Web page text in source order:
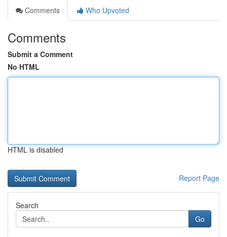
Comments
Who Upvoted
Comments
Submit a Comment
No HTML
HTML is disabled
Report Page
Search
Go